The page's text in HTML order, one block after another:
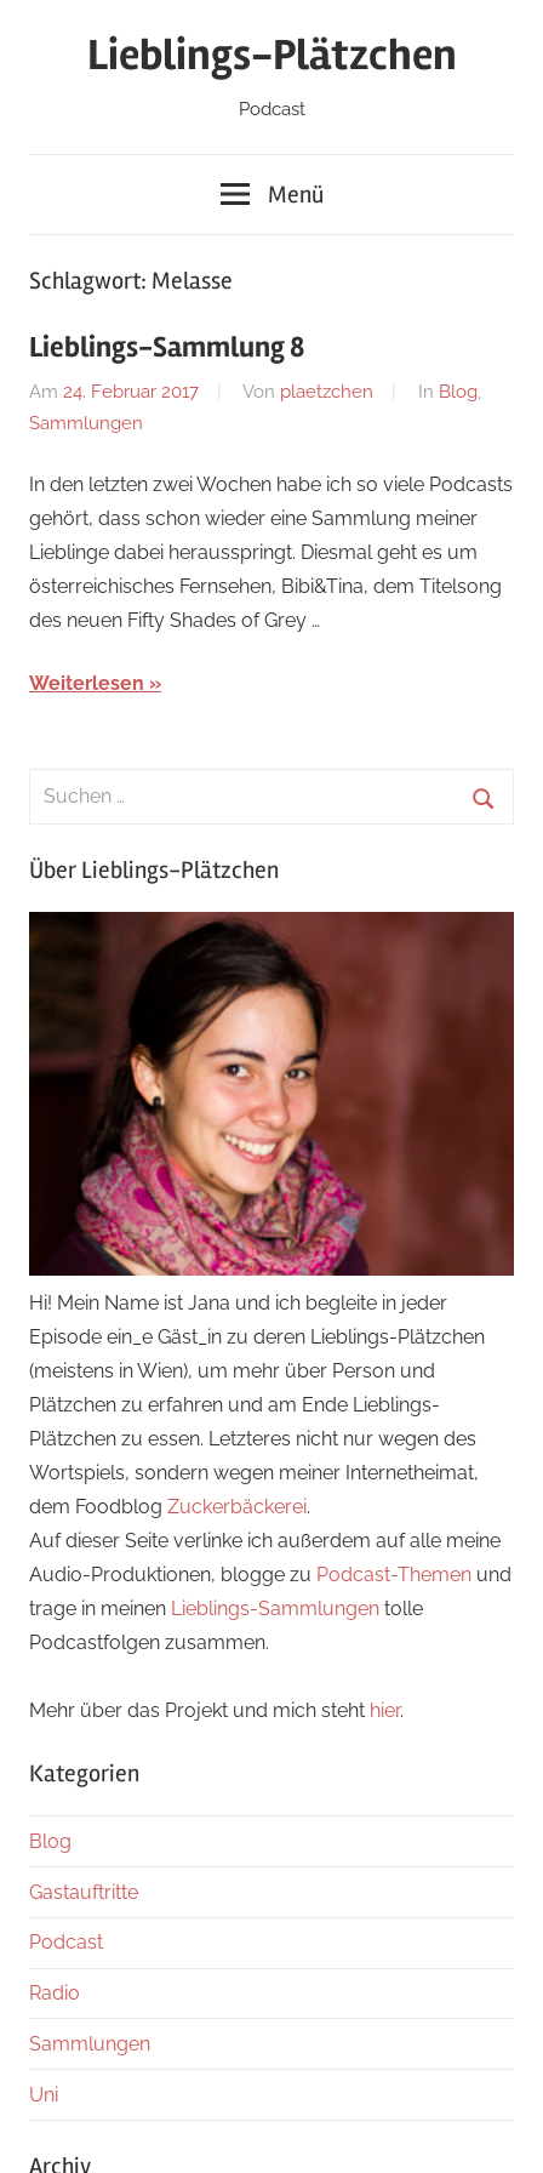
Lieblings-Plätzchen
Podcast
Menü
Schlagwort: Melasse
Lieblings-Sammlung 8
Am 24. Februar 2017 Von plaetzchen In Blog,
Sammlungen
In den letzten zwei Wochen habe ich so viele Podcasts
gehört, dass schon wieder eine Sammlung meiner
Lieblinge dabei herausspringt. Diesmal geht es um
österreichisches Fernsehen, Bibi&Tina, dem Titelsong
des neuen Fifty Shades of Grey …
Weiterlesen
Über Lieblings-Plätzchen
Hi! Mein Name ist Jana und ich begleite in jeder
Episode ein_e Gäst_in zu deren Lieblings-Plätzchen
(meistens in Wien), um mehr über Person und
Plätzchen zu erfahren und am Ende Lieblings-
Plätzchen zu essen. Letzteres nicht nur wegen des
Wortspiels, sondern wegen meiner Internetheimat,
dem Foodblog Zuckerbäckerei.
Auf dieser Seite verlinke ich außerdem auf alle meine
Audio-Produktionen, blogge zu Podcast-Themen und
trage in meinen Lieblings-Sammlungen tolle
Podcastfolgen zusammen.
Mehr über das Projekt und mich steht hier.
Kategorien
Blog
Gastauftritte
Podcast
Radio
Sammlungen
Uni
Archiv